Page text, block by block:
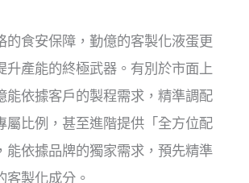
的食安保障，勤億的客製化液蛋更
升產能的終極武器。有別於市面上
能依據客戶的製程需求，精準調配
屬比例，甚至進階提供「全方位配
能依據品牌的獨家需求，預先精準
客製化成分。